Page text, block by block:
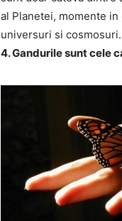
al Planetei, momente
universuri si cosmosuri.
4. Gandurile sunt cele